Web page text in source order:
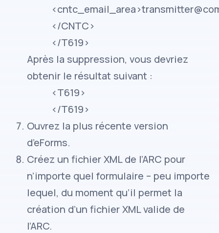
</CNTC>
</T619>
Après la suppression, vous devriez
obtenir le résultat suivant :
<T619>
</T619>
Ouvrez la plus récente version
d’eForms.
Créez un fichier XML de l’ARC pour
n’importe quel formulaire – peu importe
lequel, du moment qu’il permet la
création d’un fichier XML valide de
l’ARC.